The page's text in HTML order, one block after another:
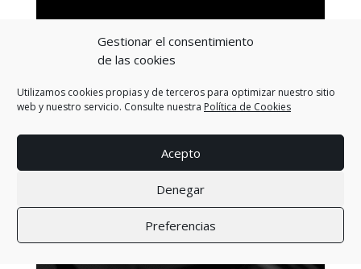
Gestionar el consentimiento
de las cookies
Utilizamos cookies propias y de terceros para optimizar nuestro sitio
web y nuestro servicio. Consulte nuestra Política de Cookies
Acepto
Denegar
Preferencias
70